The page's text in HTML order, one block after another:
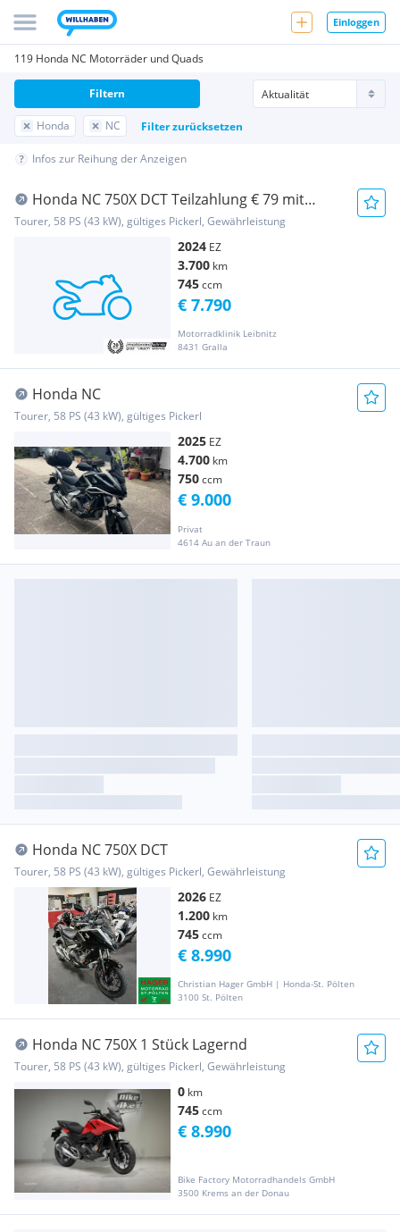
Einloggen
119 Honda NC Motorräder und Quads
Honda NC Filter zurücksetzen
Filtern
Infos zur Reihung der Anzeigen
Honda NC 750X DCT Teilzahlung € 79 mit
Garantie
Tourer, 58 PS (43 kW), gültiges Pickerl, Gewährleistung
2024 EZ
3.700 km
745ccm
Motorradklinik Leibnitz
8431 Gralla
€ 7.790
Honda NC
Tourer, 58 PS (43 kW), gültiges Pickerl
2025 EZ
4.700 km
750ccm
Privat
4614 Au an der Traun
€ 9.000
Honda NC 750X DCT
Tourer, 58 PS (43 kW), gültiges Pickerl, Gewährleistung
2026 EZ
1.200 km
745ccm
Christian Hager GmbH | Honda-St. Pölten
3100 St. Pölten
€ 8.990
Honda NC 750X 1 Stück Lagernd
Tourer, 58 PS (43 kW), gültiges Pickerl, Gewährleistung
0 km
745ccm
Bike Factory Motorradhandels GmbH
3500 Krems an der Donau
€ 8.990